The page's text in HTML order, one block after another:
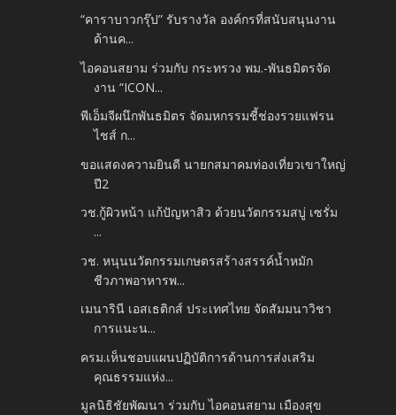
“คาราบาวกรุ๊ป” รับรางวัล องค์กรที่สนับสนุนงาน
ด้านค...
ไอคอนสยาม ร่วมกับ กระทรวง พม.-พันธมิตรจัด
งาน “ICON...
พีเอ็มจีผนึกพันธมิตร จัดมหกรรมชี้ช่องรวยแฟรน
ไชส์ ก...
ขอแสดงความยินดี นายกสมาคมท่องเที่ยวเขาใหญ่
ปี2
วช.กู้ผิวหน้า แก้ปัญหาสิว ด้วยนวัตกรรมสบู่ เซรั่ม
...
วช. หนุนนวัตกรรมเกษตรสร้างสรรค์น้ำหมัก
ชีวภาพอาหารพ...
เมนารินี เอสเธติกส์ ประเทศไทย จัดสัมมนาวิชา
การแนะน...
ครม.เห็นชอบแผนปฏิบัติการด้านการส่งเสริม
คุณธรรมแห่ง...
มูลนิธิชัยพัฒนา ร่วมกับ ไอคอนสยาม เมืองสุข